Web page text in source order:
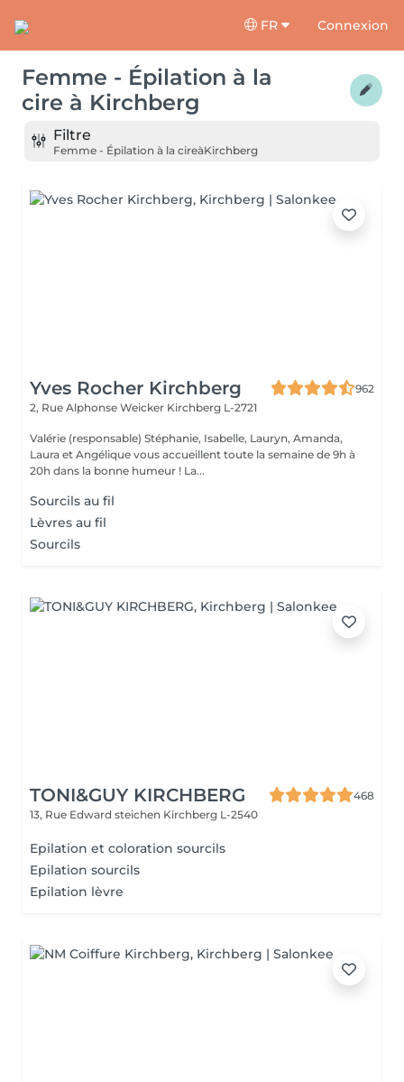
FR Connexion
Femme - Épilation à la
cire à Kirchberg
Filtre
Femme - Épilation à la cireàKirchberg
Yves Rocher Kirchberg
962
2, Rue Alphonse Weicker Kirchberg L-2721
Valérie (responsable) Stéphanie, Isabelle, Lauryn, Amanda,
Laura et Angélique vous accueillent toute la semaine de 9h à
20h dans la bonne humeur ! La...
Sourcils au fil
Lèvres au fil
Sourcils
TONI&GUY KIRCHBERG
468
13, Rue Edward steichen Kirchberg L-2540
Epilation et coloration sourcils
Epilation sourcils
Epilation lèvre